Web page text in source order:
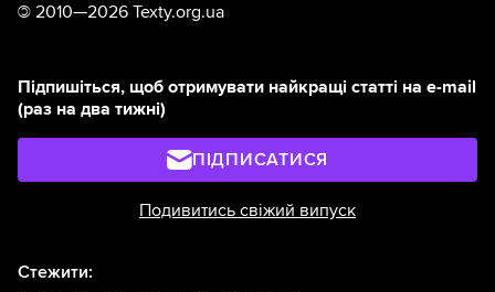
© 2010—2026 Texty.org.ua
Підпишіться, щоб отримувати найкращі статті на e-mail
(раз на два тижні)
ПІДПИСАТИСЯ
Подивитись свіжий випуск
Стежити: